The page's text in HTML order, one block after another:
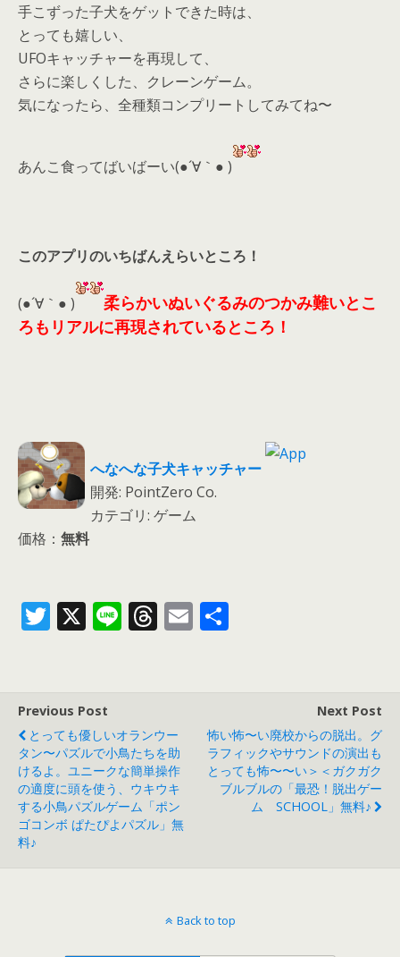
手こずった子犬をゲットできた時は、
とっても嬉しい、
UFOキャッチャーを再現して、
さらに楽しくした、クレーンゲーム。
気になったら、 全種類コンプリートしてみてね〜
あんこ食ってばいばーい(●´∀｀● )
このアプリのいちばんえらいところ！
(●´∀｀● )
柔らかいぬいぐるみのつかみ難いとこ
ろもリアルに再現されているところ！
へなへな子犬キャッチャー
開発: PointZero Co.
カテゴリ: ゲーム
価格： 無料
T
er
X Li T
d
s
E
Previous Post
とっても優しいオランウー
タン〜パズルで小鳥たちを助
けるよ。ユニークな簡単操作
の適度に頭を使う、ウキウキ
する小鳥パズルゲーム「ポン
ゴコンボ ぱたぴよパズル」無
料♪
Next Post
怖い怖〜い廃校からの脱出。グ
ラフィックやサウンドの演出も
とっても怖〜〜い＞＜ガクガク
ブルブルの「最恐！脱出ゲー
ム SCHOOL」無料♪
Back to top